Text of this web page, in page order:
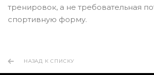
тренировок, а не требовательная
спортивную форму.
НАЗАД К СПИСКУ